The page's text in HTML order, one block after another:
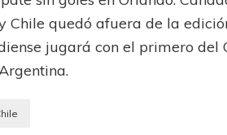
Chile quedó afuera de la
jugará con el primero del
COPA SUDAMERICANA